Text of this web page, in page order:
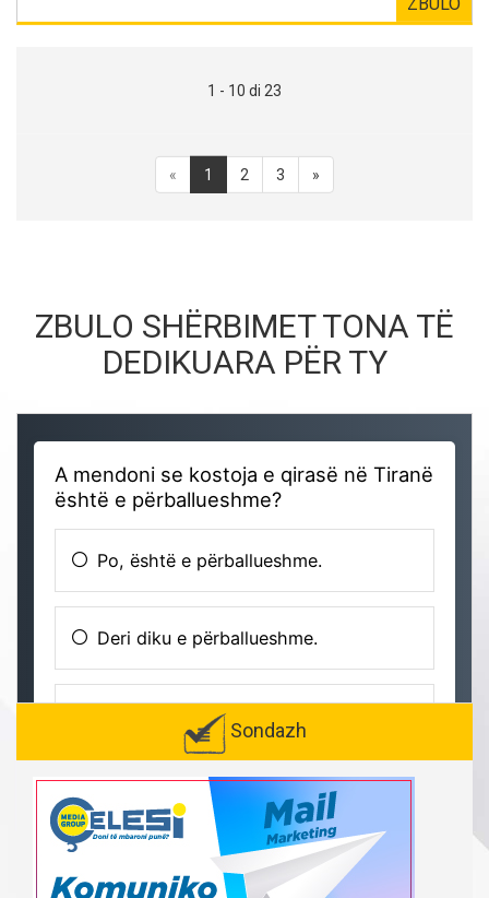
1 - 10 di 23
« 1 2 3 »
ZBULO SHËRBIMET TONA TË
DEDIKUARA PËR TY
Sondazh